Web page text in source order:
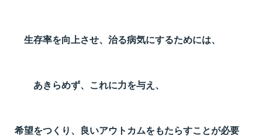
生存率を向上させ、治る病気にするためには、
あきらめず、これに力を与え、
希望をつくり、良いアウトカムをもたらすことが必要